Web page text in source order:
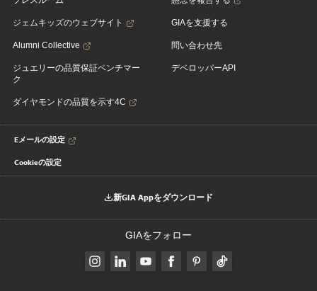
ジェムキッズのウェブサイト
Alumni Collective
ジュエリーの品質保証ベンチマー
ク
ダイヤモンドの品質を示す4C
GIAを支援する
問い合わせ先
デベロッパーAPI
Eメールの設定
Cookieの設定
新GIA Appをダウンロード
GIAをフォロー